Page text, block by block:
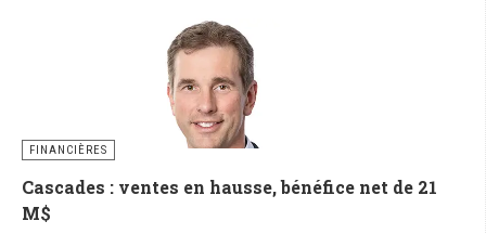
FINANCIÈRES
Cascades : ventes en hausse, bénéfice net de 21
M$